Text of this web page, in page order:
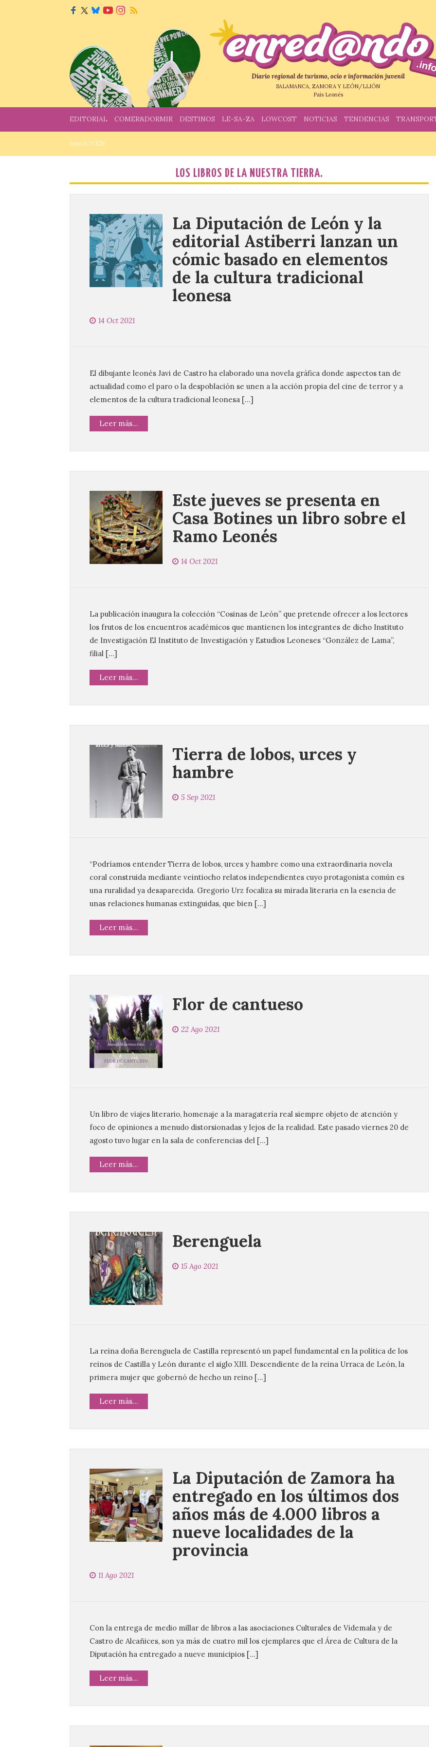
Diario regional de turismo, ocio e información juvenil
SALAMANCA, ZAMORA Y LEÓN/LLIÓN
País Leonés
EDITORIAL COMER&DORMIR DESTINOS LE-SA-ZA LOWCOST NOTICIAS TENDENCIAS
InfoJOVEN
LOS LIBROS DE LA NUESTRA TIERRA.
La Diputación de León y la
editorial Astiberri lanzan un
cómic basado en elementos
de la cultura tradicional
leonesa
14 Oct 2021
El dibujante leonés Javi de Castro ha elaborado una novela gráfica donde aspectos tan de
actualidad como el paro o la despoblación se unen a la acción propia del cine de terror y a
elementos de la cultura tradicional leonesa […]
Leer más...
Este jueves se presenta en
Casa Botines un libro sobre el
Ramo Leonés
14 Oct 2021
La publicación inaugura la colección “Cosinas de León” que pretende ofrecer a los lectores
los frutos de los encuentros académicos que mantienen los integrantes de dicho Instituto
de Investigación El Instituto de Investigación y Estudios Leoneses “González de Lama”,
filial […]
Leer más...
Tierra de lobos, urces y
hambre
5 Sep 2021
“Podríamos entender Tierra de lobos, urces y hambre como una extraordinaria novela
coral construida mediante veintiocho relatos independientes cuyo protagonista común es
una ruralidad ya desaparecida. Gregorio Urz focaliza su mirada literaria en la esencia de
unas relaciones humanas extinguidas, que bien […]
Leer más...
Flor de cantueso
22 Ago 2021
Un libro de viajes literario, homenaje a la maragatería real siempre objeto de atención y
foco de opiniones a menudo distorsionadas y lejos de la realidad. Este pasado viernes 20 de
agosto tuvo lugar en la sala de conferencias del […]
Leer más...
Berenguela
15 Ago 2021
La reina doña Berenguela de Castilla representó un papel fundamental en la política de los
reinos de Castilla y León durante el siglo XIII. Descendiente de la reina Urraca de León, la
primera mujer que gobernó de hecho un reino […]
Leer más...
La Diputación de Zamora ha
entregado en los últimos dos
años más de 4.000 libros a
nueve localidades de la
provincia
11 Ago 2021
Con la entrega de medio millar de libros a las asociaciones Culturales de Videmala y de
Castro de Alcañices, son ya más de cuatro mil los ejemplares que el Área de Cultura de la
Diputación ha entregado a nueve municipios […]
Leer más...